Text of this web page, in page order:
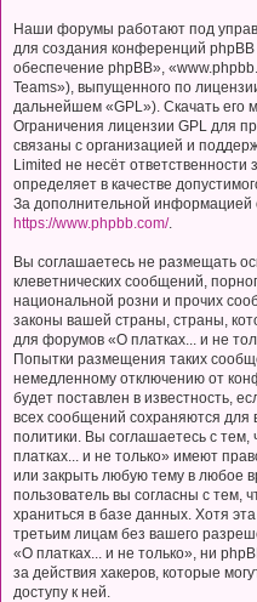
Наши форумы работают под
для создания конференций
обеспечение phpBB»,
Teams»), выпущенного по
дальнейшем «GPL»). Скачать его
Ограничения лицензии GPL для
связаны с организацией и
Limited не несёт
определяет в качестве
За дополнительной информацией
https://www.phpbb.com/.
Вы соглашаетесь не размещать
клеветнических сообщений,
национальной розни и прочих
законы вашей страны, страны,
для форумов «О платках... и не
Попытки размещения таких
немедленному отключению от
будет поставлен в известность,
всех сообщений сохраняются для
политики. Вы соглашаетесь с
платках... и не только» имеют
или закрыть любую тему в любое
пользователь вы согласны с тем,
храниться в базе данных. Хотя
третьим лицам без вашего
«О платках... и не только», ни
за действия хакеров, которые
доступу к ней.